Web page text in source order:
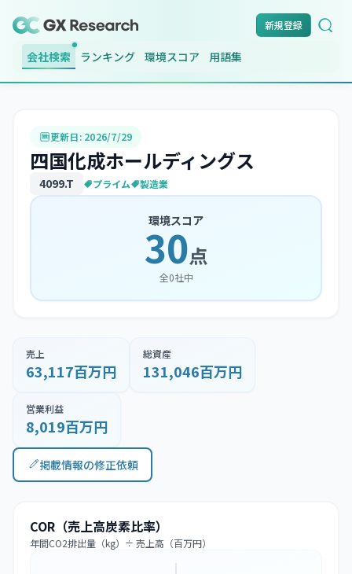
新規登録
会社検索 ランキング 環境スコア 用語集
更新日: 2026/7/29
四国化成ホールディングス
4099.T プライム 製造業
環境スコア
30点
全0社中
売上
63,117百万円
総資産
131,046百万円
営業利益
8,019百万円
掲載情報の修正依頼
COR（売上高炭素比率）
年間CO2排出量（kg）÷ 売上高（百万円）